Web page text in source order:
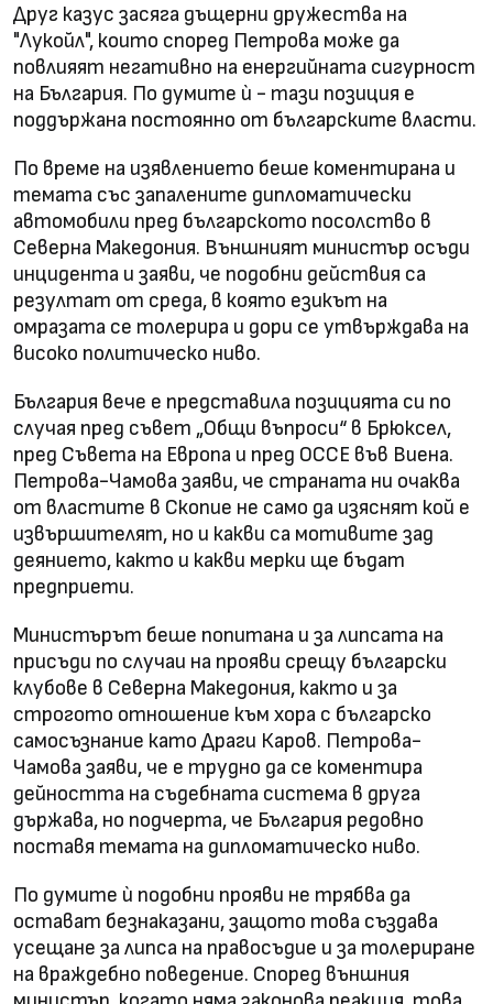
Друг казус засяга дъщерни дружества на
"Лукойл", които според Петрова може да
повлияят негативно на енергийната сигурност
на България. По думите ѝ - тази позиция е
поддържана постоянно от българските власти.
По време на изявлението беше коментирана и
темата със запалените дипломатически
автомобили пред българското посолство в
Северна Македония. Външният министър осъди
инцидента и заяви, че подобни действия са
резултат от среда, в която езикът на
омразата се толерира и дори се утвърждава на
високо политическо ниво.
България вече е представила позицията си по
случая пред съвет „Общи въпроси“ в Брюксел,
пред Съвета на Европа и пред ОССЕ във Виена.
Петрова-Чамова заяви, че страната ни очаква
от властите в Скопие не само да изяснят кой е
извършителят, но и какви са мотивите зад
деянието, както и какви мерки ще бъдат
предприети.
Министърът беше попитана и за липсата на
присъди по случаи на прояви срещу български
клубове в Северна Македония, както и за
строгото отношение към хора с българско
самосъзнание като Драги Каров. Петрова-
Чамова заяви, че е трудно да се коментира
дейността на съдебната система в друга
държава, но подчерта, че България редовно
поставя темата на дипломатическо ниво.
По думите ѝ подобни прояви не трябва да
остават безнаказани, защото това създава
усещане за липса на правосъдие и за толериране
на враждебно поведение. Според външния